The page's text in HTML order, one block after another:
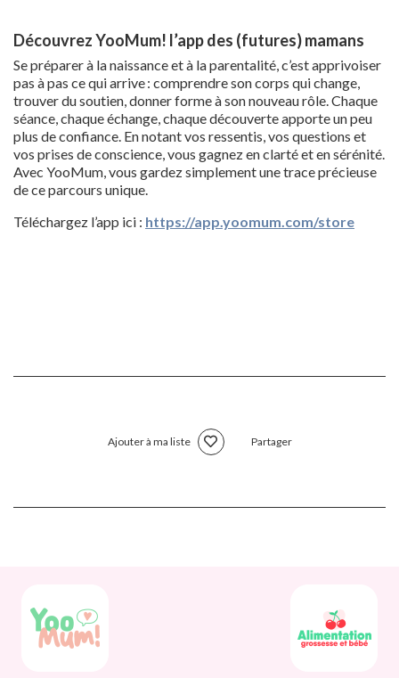
Découvrez YooMum! l’app des (futures) mamans
Se préparer à la naissance et à la parentalité, c’est apprivoiser
pas à pas ce qui arrive : comprendre son corps qui change,
trouver du soutien, donner forme à son nouveau rôle. Chaque
séance, chaque échange, chaque découverte apporte un peu
plus de confiance. En notant vos ressentis, vos questions et
vos prises de conscience, vous gagnez en clarté et en sérénité.
Avec YooMum, vous gardez simplement une trace précieuse
de ce parcours unique.
Téléchargez l’app ici : https://app.yoomum.com/store
Ajouter à ma liste Partager